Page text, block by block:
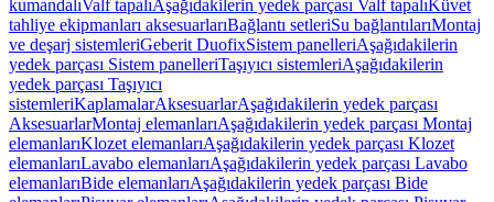
kumandalıValf tapalıAşağıdakilerin yedek parçası Valf tapalıKüvet
tahliye ekipmanları aksesuarlarıBağlantı setleriSu bağlantılarıMontaj
ve deşarj sistemleriGeberit DuofixSistem panelleriAşağıdakilerin
yedek parçası Sistem panelleriTaşıyıcı sistemleriAşağıdakilerin
yedek parçası Taşıyıcı
sistemleriKaplamalarAksesuarlarAşağıdakilerin yedek parçası
AksesuarlarMontaj elemanlarıAşağıdakilerin yedek parçası Montaj
elemanlarıKlozet elemanlarıAşağıdakilerin yedek parçası Klozet
elemanlarıLavabo elemanlarıAşağıdakilerin yedek parçası Lavabo
elemanlarıBide elemanlarıAşağıdakilerin yedek parçası Bide